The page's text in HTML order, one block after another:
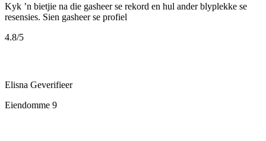
Kyk ’n bietjie na die gasheer se rekord en hul ander blyplekke se
resensies. Sien gasheer se profiel
4.8/5
Elisna Geverifieer
Eiendomme 9